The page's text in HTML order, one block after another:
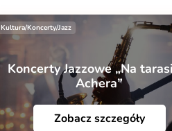
Kultura/Koncerty/Jazz
Koncerty Jazzowe „Na
Achera”
Zobacz szczegóły